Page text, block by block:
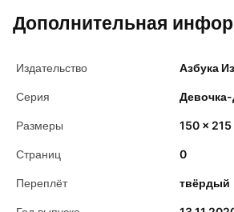
Дополнительная
Издательство Азбука
Серия Девочка-
Размеры 150 x 215
Страниц 0
Переплёт твёрдый